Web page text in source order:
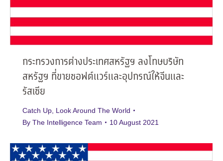
กระทรวงการต่างประเทศสหรัฐฯ ลงโทษบริษัท
สหรัฐฯ ที่ขายซอฟต์แวร์และอุปกรณ์ให้จีนและ
รัสเซีย
Catch Up Look Around The World
By The Intelligence Team 10 August 2021